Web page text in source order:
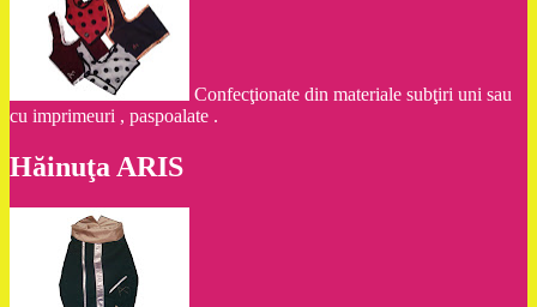
Confecţionate din materiale subţiri uni sau
cu imprimeuri , paspoalate .
Hăinuţa ARIS